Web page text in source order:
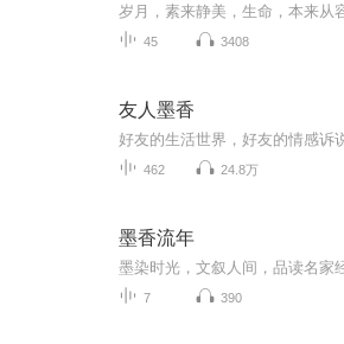
岁月，素来静美，生命，本来从
45 3408
友人墨香
好友的生活世界，好友的情感诉
462 24.8万
墨香流年
7 390